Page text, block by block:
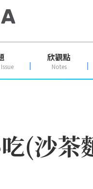
欣觀點
Notes
(沙茶